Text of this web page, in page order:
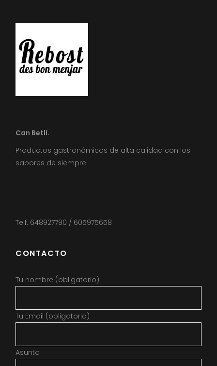
Can Betlí.
Productos gastronómicos de alta calidad con los
sabores de siempre.
Telf. 648927790 / 605975658
CONTACTO
Tu nombre (obligatorio)
Tu Email (obligatorio)
Asunto